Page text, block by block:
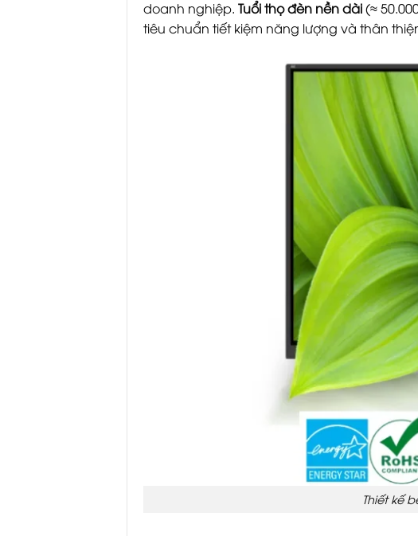
doanh nghiệp. Tuổi thọ đèn nền dài(≈
tiêu chuẩn tiết kiệm năng lượng và thân
Thiết kế